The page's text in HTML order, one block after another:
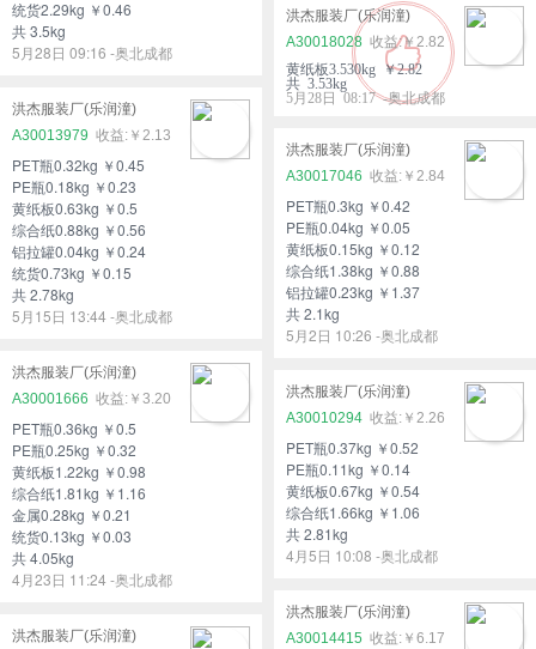
统货2.29kg ￥0.46
共 3.5kg
5月28日 09:16 -奥北成都
洪杰服装厂(乐润潼)
A30018028
￥2.82
黄纸板3.530kg ￥2.82
共 3.53kg
5月28日 08:17 -奥北成都
洪杰服装厂(乐润潼)
A30013979
￥2.13
PET瓶0.32kg ￥0.45
PE瓶0.18kg ￥0.23
黄纸板0.63kg ￥0.5
综合纸0.88kg ￥0.56
铝拉罐0.04kg ￥0.24
统货0.73kg ￥0.15
共 2.78kg
5月15日 13:44 -奥北成都
洪杰服装厂(乐润潼)
A30017046
￥2.84
PET瓶0.3kg ￥0.42
PE瓶0.04kg ￥0.05
黄纸板0.15kg ￥0.12
综合纸1.38kg ￥0.88
铝拉罐0.23kg ￥1.37
共 2.1kg
5月2日 10:26 -奥北成都
洪杰服装厂(乐润潼)
A30001666
￥3.20
PET瓶0.36kg ￥0.5
PE瓶0.25kg ￥0.32
黄纸板1.22kg ￥0.98
综合纸1.81kg ￥1.16
金属0.28kg ￥0.21
统货0.13kg ￥0.03
共 4.05kg
4月23日 11:24 -奥北成都
洪杰服装厂(乐润潼)
A30010294
￥2.26
PET瓶0.37kg ￥0.52
PE瓶0.11kg ￥0.14
黄纸板0.67kg ￥0.54
综合纸1.66kg ￥1.06
共 2.81kg
4月5日 10:08 -奥北成都
洪杰服装厂(乐润潼)
A30014415
￥6.17
洪杰服装厂(乐润潼)